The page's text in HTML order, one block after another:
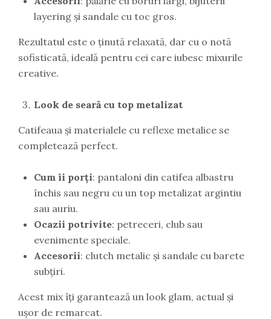
layering și sandale cu toc gros.
Rezultatul este o ținută relaxată, dar cu o notă
sofisticată, ideală pentru cei care iubesc mixurile
creative.
Look de seară cu top metalizat
Catifeaua și materialele cu reflexe metalice se
completează perfect.
Cum îi porți: pantaloni din catifea albastru
închis sau negru cu un top metalizat argintiu
sau auriu.
Ocazii potrivite: petreceri, club sau
evenimente speciale.
Accesorii: clutch metalic și sandale cu barete
subțiri.
Acest mix îți garantează un look glam, actual și
ușor de remarcat.